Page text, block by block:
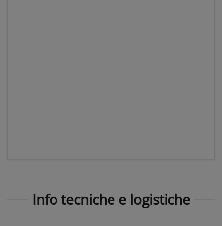
Info tecniche e logistiche